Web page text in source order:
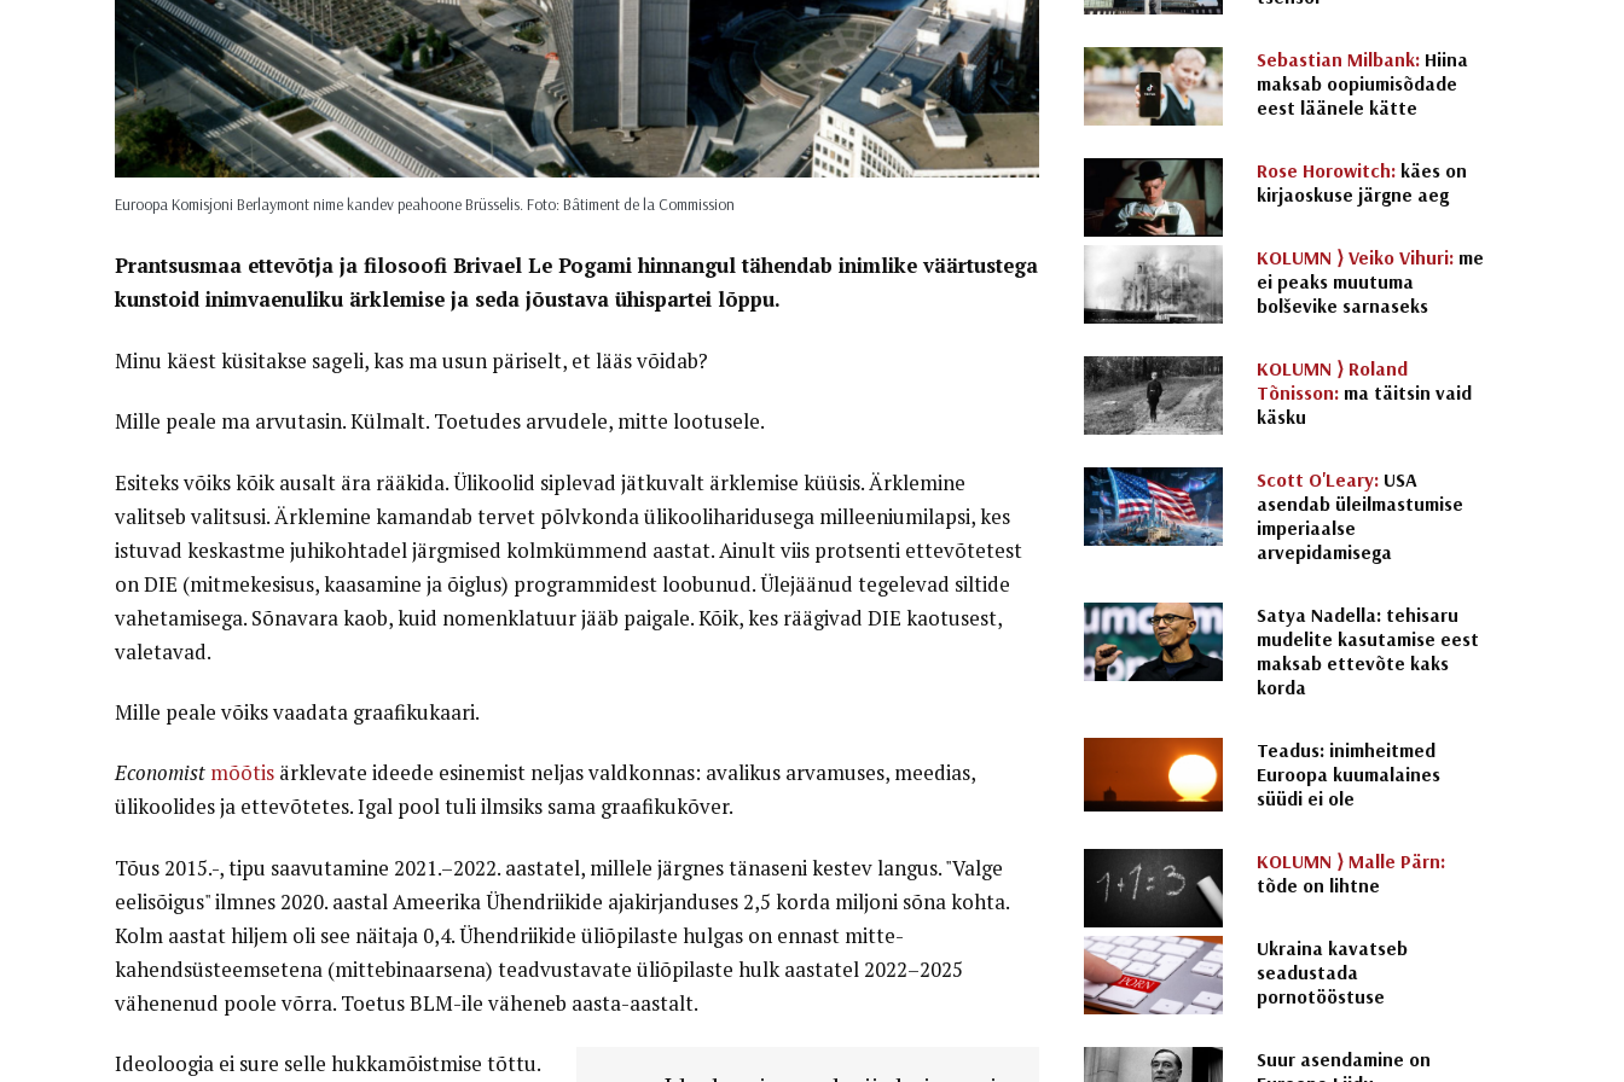
Euroopa Komisjoni Berlaymont nime kandev peahoone Brüsselis. Foto: Bâtiment de la Commission
Prantsusmaa ettevõtja ja filosoofi Brivael Le Pogami hinnangul tähendab inimlike väärtustega
kunstoid inimvaenuliku ärklemise ja seda jõustava ühispartei lõppu.
Minu käest küsitakse sageli, kas ma usun päriselt, et lääs võidab?
Mille peale ma arvutasin. Külmalt. Toetudes arvudele, mitte lootusele.
Esiteks võiks kõik ausalt ära rääkida. Ülikoolid siplevad jätkuvalt ärklemise küüsis. Ärklemine
valitseb valitsusi. Ärklemine kamandab tervet põlvkonda ülikooliharidusega milleeniumilapsi, kes
istuvad keskastme juhikohtadel järgmised kolmkümmend aastat. Ainult viis protsenti ettevõtetest
on DIE (mitmekesisus, kaasamine ja õiglus) programmidest loobunud. Ülejäänud tegelevad siltide
vahetamisega. Sõnavara kaob, kuid nomenklatuur jääb paigale. Kõik, kes räägivad DIE kaotusest,
valetavad.
Mille peale võiks vaadata graafikukaari.
Economist mõõtisärklevate ideede esinemist neljas valdkonnas: avalikus arvamuses, meedias,
ülikoolides ja ettevõtetes. Igal pool tuli ilmsiks sama graafikukõver.
Tõus 2015.-, tipu saavutamine 2021.–2022. aastatel, millele järgnes tänaseni kestev langus. "Valge
eelisõigus" ilmnes 2020. aastal Ameerika Ühendriikide ajakirjanduses 2,5 korda miljoni sõna kohta.
Kolm aastat hiljem oli see näitaja 0,4. Ühendriikide üliõpilaste hulgas on ennast mitte-
kahendsüsteemsetena (mittebinaarsena) teadvustavate üliõpilaste hulk aastatel 2022–2025
vähenenud poole võrra. Toetus BLM-ile väheneb aasta-aastalt.
Ideoloogia ei sure selle hukkamõistmise tõttu.
Sebastian Milbank: Hiina
maksab oopiumisõdade
eest läänele kätte
Rose Horowitch: käes on
kirjaoskuse järgne aeg
KOLUMN ⟩ Veiko Vihuri: me
ei peaks muutuma
bolševike sarnaseks
KOLUMN ⟩ Roland
Tõnisson: ma täitsin vaid
käsku
Scott O'Leary: USA
asendab üleilmastumise
imperiaalse
arvepidamisega
Satya Nadella: tehisaru
mudelite kasutamise eest
maksab ettevõte kaks
korda
Teadus: inimheitmed
Euroopa kuumalaines
süüdi ei ole
KOLUMN ⟩ Malle Pärn:
tõde on lihtne
Ukraina kavatseb
seadustada
pornotööstuse
Suur asendamine on